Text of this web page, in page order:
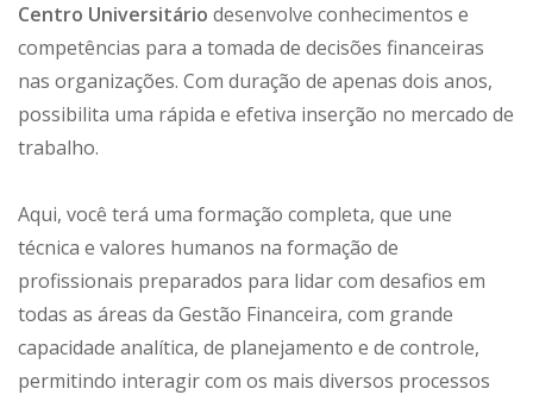
Centro Universitário desenvolve conhecimentos e
competências para a tomada de decisões financeiras
nas organizações. Com duração de apenas dois anos,
possibilita uma rápida e efetiva inserção no mercado de
trabalho.
Aqui, você terá uma formação completa, que une
técnica e valores humanos na formação de
profissionais preparados para lidar com desafios em
todas as áreas da Gestão Financeira, com grande
capacidade analítica, de planejamento e de controle,
permitindo interagir com os mais diversos processos